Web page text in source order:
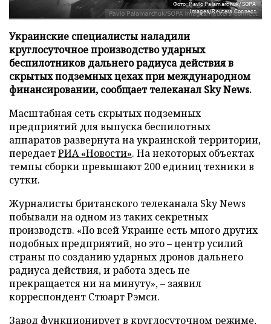
Фото: Pavlo Palamarchuk/SOPA
Images/Reuters Connect
Украинские специалисты наладили
круглосуточное производство ударных
беспилотников дальнего радиуса действия в
скрытых подземных цехах при международном
финансировании, сообщает телеканал Sky News.
Масштабная сеть скрытых подземных
предприятий для выпуска беспилотных
аппаратов развернута на украинской территории,
передаетРИА «Новости». На некоторых объектах
темпы сборки превышают 200 единиц техники в
сутки.
Журналисты британского телеканала Sky News
побывали на одном из таких секретных
производств. «По всей Украине есть много других
подобных предприятий, но это – центр усилий
страны по созданию ударных дронов дальнего
радиуса действия, и работа здесь не
прекращается ни на минуту», – заявил
корреспондент Стюарт Рэмси.
Завод функционирует в круглосуточном режиме,